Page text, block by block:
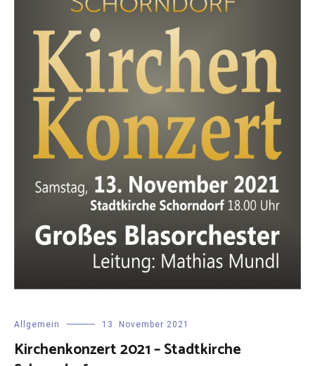
Allgemein 13. November 2021
Kirchenkonzert 2021 – Stadtkirche